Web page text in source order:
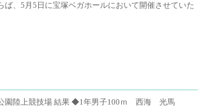
、5月5日に宝塚ベガホールにおいて開催させていた
陸上競技場 結果 ◆1年男子100ｍ 西海 光馬